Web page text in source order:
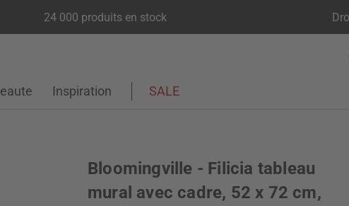
24 000 produits en stock
Inspiration SALE
Bloomingville - Filicia tableau
mural avec cadre, 52 x 72 cm,